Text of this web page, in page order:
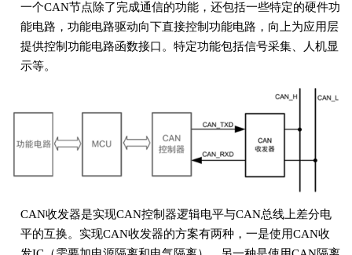
一个CAN节点除了完成通信的功能，还包括一些特定的硬件功
能电路，功能电路驱动向下直接控制功能电路，向上为应用层
提供控制功能电路函数接口。特定功能包括信号采集、人机显
示等。
CAN收发器是实现CAN控制器逻辑电平与CAN总线上差分电
平的互换。实现CAN收发器的方案有两种，一是使用CAN收